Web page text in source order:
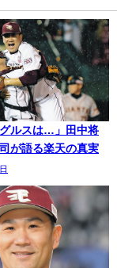
グルスは…」田中将
が語る楽天の真実